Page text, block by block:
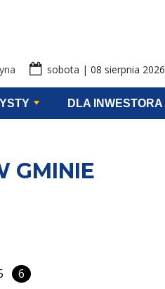
sobota | 08 sierpnia 2026
DLA INWESTORA
GMINIE
6